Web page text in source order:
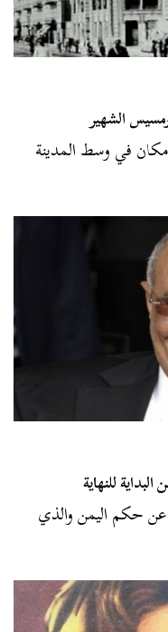
الشهير
في وسط المدينة
للنهاية
عن حكم اليمن والذي